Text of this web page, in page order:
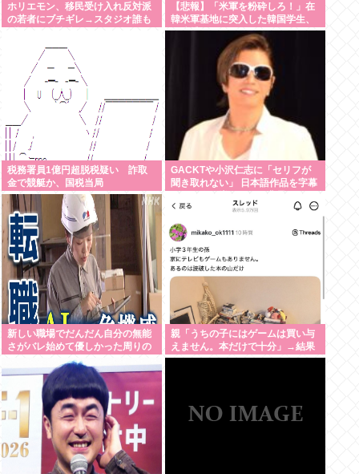
ホリエモン、移民受け入れ反対派
の若者にブチギレ→スタジオ誰も
なくて不法移民と犯罪者反対派だ
【悲報】「米軍を粉砕しろ！」在
韓米軍基地に突入した韓国学生、
即逮捕
税務署員1億円超脱税疑い 詐取
金で競艇か、国税当局
GACKTや小沢仁志に「セリフが
聞き取れない」 日本語作品を字幕
新しい職場でだんだん自分の無能
さがバレ始めて優しかった周りの
人たちが徐々に冷たくなっていく
時ってゾクゾクするよな
親「うちの子にはゲームは買い与
えません。本だけで十分」→結果